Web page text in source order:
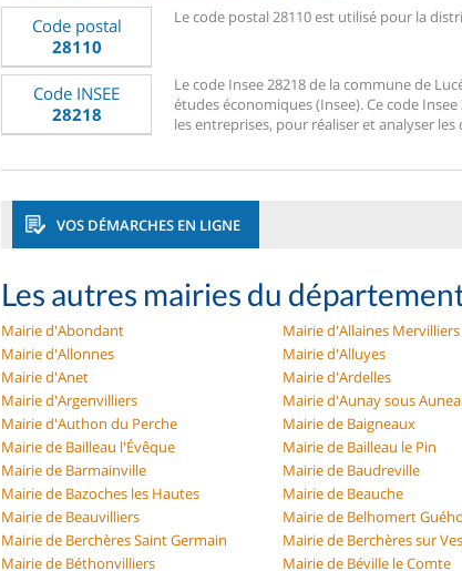
Code postal
28110
Le code postal 28110 est utilisé pour la
Code INSEE
28218
Le code Insee 28218 de la commune de
études économiques (Insee). Ce code
les entreprises, pour réaliser et analyser
VOS DÉMARCHES EN LIGNE
Les autres mairies du
Mairie d'Abondant Mairie d'Allaines Mervilliers
Mairie d'Allonnes
Mairie d'Alluyes
Mairie d'Anet
Mairie d'Ardelles
Mairie d'Argenvilliers
Mairie d'Aunay sous
Mairie d'Authon du Perche
Mairie de Baigneaux
Mairie de Bailleau l'Évêque
Mairie de Bailleau le Pin
Mairie de Barmainville
Mairie de Baudreville
Mairie de Bazoches les Hautes
Mairie de Beauche
Mairie de Beauvilliers
Mairie de Belhomert
Mairie de Berchères Saint Germain
Mairie de Berchères sur
Mairie de Béthonvilliers
Mairie de Béville le Comte